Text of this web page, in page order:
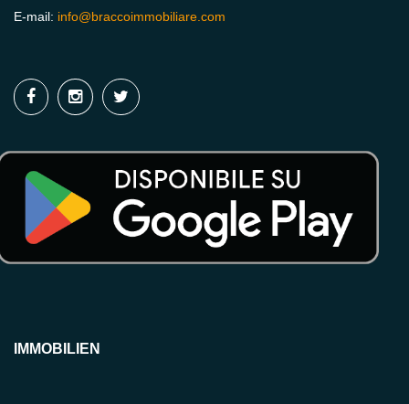
E-mail: info@braccoimmobiliare.com
IMMOBILIEN